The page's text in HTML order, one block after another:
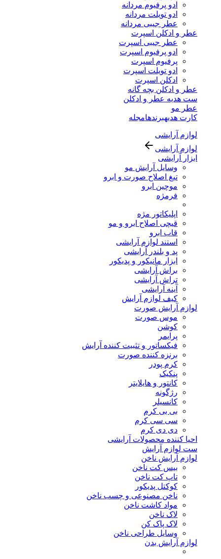
ادو پرفیوم مردانه
ادو تویلت مردانه
عطر جیبی مردانه
عطر و ادکلن اسپرت
عطر جیبی اسپرت
ادو پرفیوم اسپرت
پرفیوم اسپرت
ادو تویلت اسپرت
ادکلن اسپرت
عطر و ادکلن بچه گانه
ست هدیه عطر و ادکلن
عطر مو
کارت هدیهبرندهامجله
لوازم آرایشی
لوازم آرایشی
ابزار آرایشی
وسایل آرایش مو
تیغ اصلاح صورت و ابرو
موچین ابرو
فرمژه
اپلیکاتور مژه
قیچی اصلاح ابرو و مو
قاب ابرو
استند لوازم آرایشی
پد و بلندر آرایشی
ابزار مانیکور و پدیکور
براش آرایشی
تراش آرایشی
آینه آرایشی
کیف لوازم آرایش
لوازم آرایش صورت
موس صورت
کوشن
پرایمر
فیکساتور و تثبیت کننده آرایش
برنزه کننده صورت
کرم پودر
پنکیک
کانتور و هایلایتر
رژگونه
کانسیلر
بی بی کرم
سی سی کرم
دی دی کرم
احیا کننده محصولات آرایشی
ست لوازم آرایش
لوازم آرایش ناخن
بیس کت ناخن
تاپ کت ناخن
کوکتل پدیکور
ناخن مصنوعی و چسب ناخن
مواد کاشت ناخن
لاک ناخن
لاک پاک کن
وسایل طراحی ناخن
لوازم آرایش بدن